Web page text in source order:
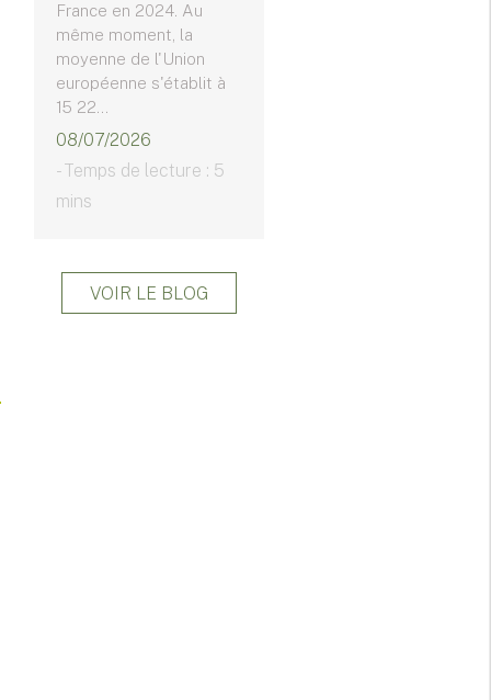
France en 2024. Au
même moment, la
moyenne de l'Union
européenne s'établit à
15 22...
08/07/2026
- Temps de lecture : 5
mins
VOIR LE BLOG